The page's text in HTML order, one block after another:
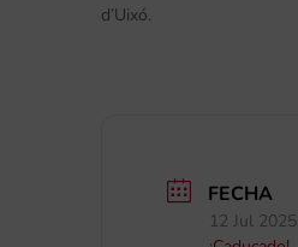
d’Uixó.
FECHA
12 Jul 2025